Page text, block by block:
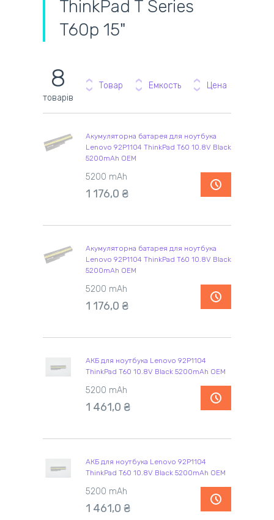
ThinkPad T Series
T60p 15"
8
товарів
Товар Емкость Цена
Акумуляторна батарея для ноутбука
Lenovo 92P1104 ThinkPad T60 10.8V Black
5200mAh OEM
5200 mAh
1 176,0 ₴
Акумуляторна батарея для ноутбука
Lenovo 92P1104 ThinkPad T60 10.8V Black
5200mAh OEM
5200 mAh
1 176,0 ₴
АКБ для ноутбука Lenovo 92P1104
ThinkPad T60 10.8V Black 5200mAh OEM
5200 mAh
1 461,0 ₴
АКБ для ноутбука Lenovo 92P1104
ThinkPad T60 10.8V Black 5200mAh OEM
5200 mAh
1 461,0 ₴